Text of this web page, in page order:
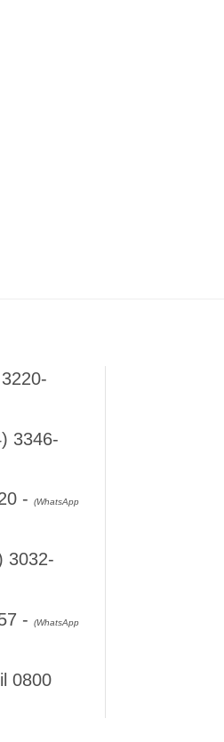
3346-
- (WhatsApp
3032-
- (WhatsApp
0800